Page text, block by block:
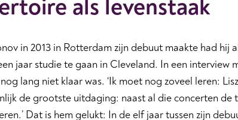
als levenstaak
in 2013 in Rotterdam zijn debuut maakte had hij
jaar studie te gaan in Cleveland. In een interview
lang niet klaar was. ‘Ik moet nog zoveel leren:
de grootste uitdaging: naast al die concerten
Dat is hem gelukt: In de elf jaar tussen zijn